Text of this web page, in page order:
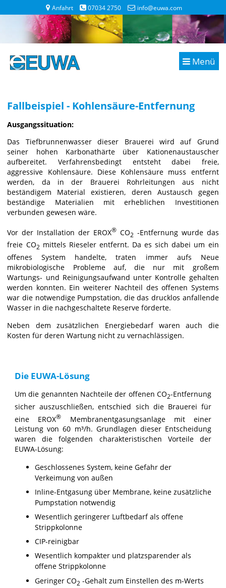
Anfahrt 07034 2750 info@euwa.com
Fallbeispiel - Kohlensäure-Entfernung
Ausgangssituation:
Das Tiefbrunnenwasser dieser Brauerei wird auf Grund
seiner hohen Karbonathärte über Kationenaustauscher
aufbereitet. Verfahrensbedingt entsteht dabei freie,
aggressive Kohlensäure. Diese Kohlensäure muss entfernt
werden, da in der Brauerei Rohrleitungen aus nicht
beständigem Material existieren, deren Austausch gegen
beständige Materialien mit erheblichen Investitionen
verbunden gewesen wäre.
Vor der Installation der EROX® CO2 -Entfernung wurde das
freie CO2 mittels Rieseler entfernt. Da es sich dabei um ein
offenes System handelte, traten immer aufs Neue
mikrobiologische Probleme auf, die nur mit großem
Wartungs- und Reinigungsaufwand unter Kontrolle gehalten
werden konnten. Ein weiterer Nachteil des offenen Systems
war die notwendige Pumpstation, die das drucklos anfallende
Wasser in die nachgeschaltete Reserve förderte.
Neben dem zusätzlichen Energiebedarf waren auch die
Kosten für deren Wartung nicht zu vernachlässigen.
Die EUWA-Lösung
Um die genannten Nachteile der offenen CO2-Entfernung
sicher auszuschließen, entschied sich die Brauerei für
eine EROX® Membranentgasungsanlage mit einer
Leistung von 60 m³/h. Grundlagen dieser Entscheidung
waren die folgenden charakteristischen Vorteile der
EUWA-Lösung:
Geschlossenes System, keine Gefahr der
Verkeimung von außen
Inline-Entgasung über Membrane, keine zusätzliche
Pumpstation notwendig
Wesentlich geringerer Luftbedarf als offene
Strippkolonne
CIP-reinigbar
Wesentlich kompakter und platzsparender als
offene Strippkolonne
Geringer CO2 -Gehalt zum Einstellen des m-Werts
Menü